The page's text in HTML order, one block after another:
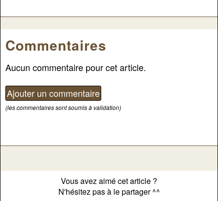
Commentaires
Aucun commentaire pour cet article.
(les commentaires sont soumis à validation)
Vous avez aimé cet article ?
N'hésitez pas à le partager ^^